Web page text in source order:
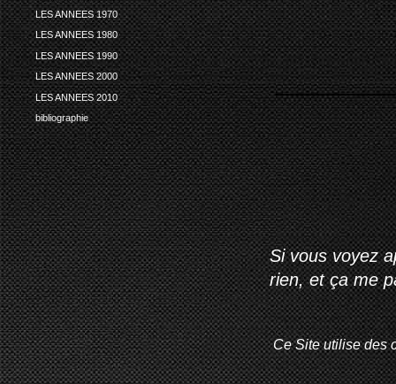
LES ANNEES 1970
LES ANNEES 1980
LES ANNEES 1990
LES ANNEES 2000
LES ANNEES 2010
bibliographie
Si vous voyez
rien, et ça me
Ce Site utilise des